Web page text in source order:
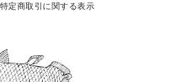
特定商取引に関する表示